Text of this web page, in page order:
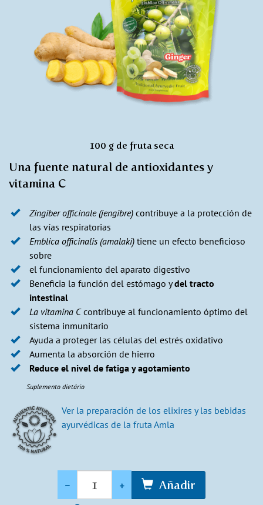
100 g de fruta seca
Una fuente natural de antioxidantes y
vitamina C
Zingiber officinale (jengibre) contribuye a la protección de
las vías respiratorias
Emblica officinalis (amalaki) tiene un efecto beneficioso
sobre
el funcionamiento del aparato digestivo
Beneficia la función del estómago ydel tracto
intestinal
La vitamina Ccontribuye al funcionamiento óptimo del
sistema inmunitario
Ayuda a proteger las células del estrés oxidativo
Aumenta la absorción de hierro
Reduce el nivel de fatiga y agotamiento
Suplemento dietário
Ver la preparación de los elixires y las bebidas
ayurvédicas de la fruta Amla
- + Añadir